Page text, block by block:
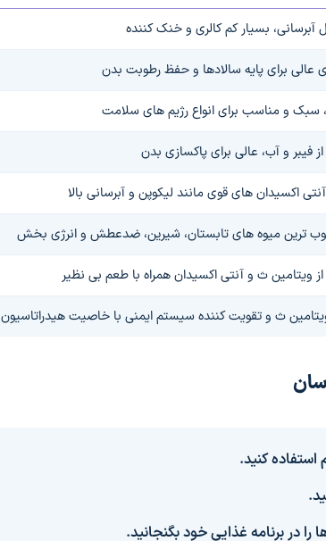
آبرسانی، بسیار کم کالری و خنک کننده
عالی برای پایه سالادها و حفظ رطوبت بدن
سبک و مناسب برای انواع رژیم های سلامت
فیبر و آب، عالی برای پاکسازی بدن
اکسیدان های قوی مانند لیکوپن و آبرسانی بالا
ترین میوه های تابستان، شیرین، ضدعطش و انرژی بخش
ویتامین ث و آنتی اکسیدان همراه با طعم بی نظیر
ث و تقویت کننده سیستم ایمنی با خاصیت هیدراتاسیون
کنید.
در برنامه غذایی خود بگنجانید.